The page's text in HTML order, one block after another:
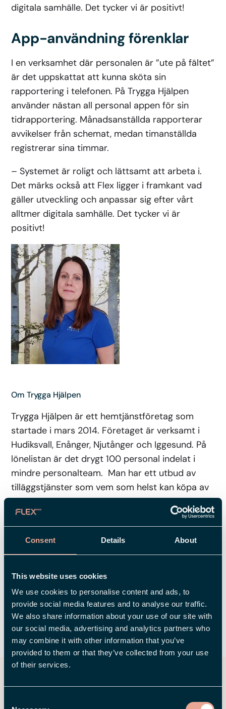
Consent Details About
This website uses cookies
We use cookies to personalise content and ads, to
provide social media features and to analyse our traffic.
We also share information about your use of our site with
our social media, advertising and analytics partners who
may combine it with other information that you’ve
provided to them or that they’ve collected from your use
of their services.
digitala samhälle. Det tycker vi är positivt!
App-användning förenklar
I en verksamhet där personalen är ”ute på fältet”
är det uppskattat att kunna sköta sin
rapportering i telefonen. På Trygga Hjälpen
använder nästan all personal appen för sin
tidrapportering. Månadsanställda rapporterar
avvikelser från schemat, medan timanställda
registrerar sina timmar.
– Systemet är roligt och lättsamt att arbeta i.
Det märks också att Flex ligger i framkant vad
gäller utveckling och anpassar sig efter vårt
alltmer digitala samhälle. Det tycker vi är
positivt!
Om Trygga Hjälpen
Trygga Hjälpen är ett hemtjänstföretag som
startade i mars 2014. Företaget är verksamt i
Hudiksvall, Enånger, Njutånger och Iggesund. På
lönelistan är det drygt 100 personal indelat i
mindre personalteam. Man har ett utbud av
tilläggstjänster som vem som helst kan köpa av
företaget. Det kan exempelvis vara städ, tvätt,
enklare trädgårdssysslor, hårklippning, fotvård,
massage mm, det kunden önskar försöker man
tillmötesgå i den mån kompetensen finns. Trygga
Hjälpen har ca 410 kunder inklusive
tilläggstjänstkunder. Ledorden är trygghet,
värme och glädje.
DELA